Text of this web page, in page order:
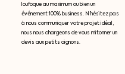
loufoque au maximum ou bien un
événement 100% business. N’hésitez pas
à nous communiquer votre projet idéal,
nous nous chargeons de vous mitonner un
devis aux petits oignons.